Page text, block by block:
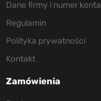
Dane firmy i numer konta
Regulamin
Polityka prywatności
Kontakt
Zamówienia